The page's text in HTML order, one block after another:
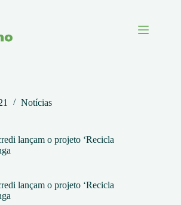
Notícias
lançam o projeto ‘Recicla
lançam o projeto ‘Recicla